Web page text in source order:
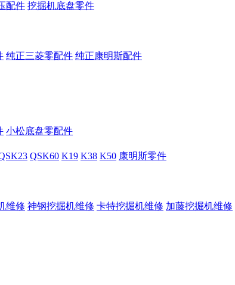
配件 挖掘机底盘零件
纯正三菱零配件 纯正康明斯配件
小松底盘零配件
QSK60 K19 K38 K50 康明斯零件
维修 神钢挖掘机维修 卡特挖掘机维修 加藤挖掘机维修